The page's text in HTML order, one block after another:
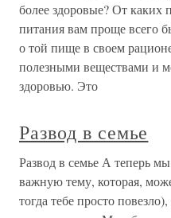
более здоровые? От каких
питания вам проще всего
о той пище в своем
полезными веществами и
здоровью. Это
Развод в семье
Развод в семье А теперь
важную тему, которая,
тогда тебе просто